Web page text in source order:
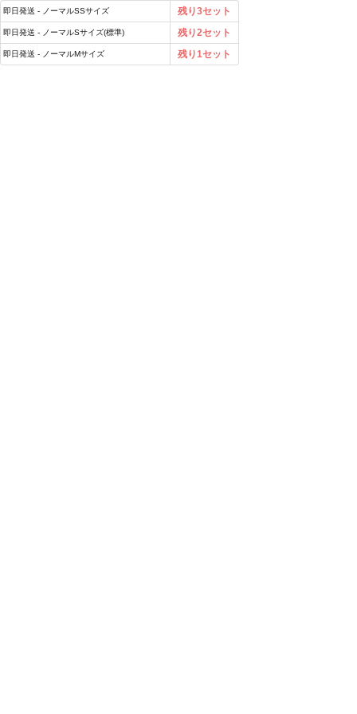
即日発送 - ノーマルSSサイズ 残り3セット
即日発送 - ノーマルSサイズ(標準) 残り2セット
即日発送 - ノーマルMサイズ 残り1セット